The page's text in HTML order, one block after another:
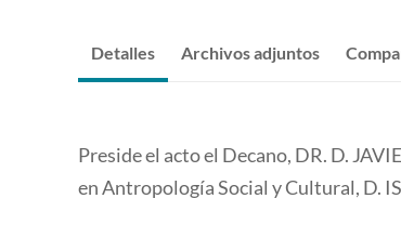
Detalles Archivos adjuntos
Preside el acto el Decano, DR. D.
en Antropología Social y Cultural, D.